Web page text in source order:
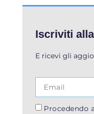
Iscriviti
E ricevi gli
Procedendo